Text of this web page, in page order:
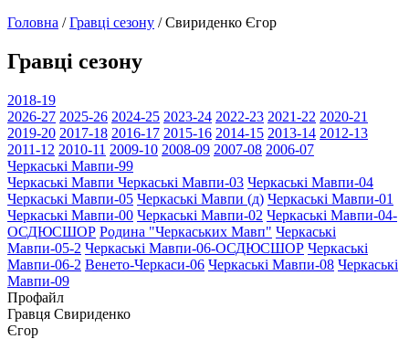
Головна /Гравці сезону /Свириденко Єгор
Гравці сезону
2018-19
2026-27 2025-26 2024-25 2023-24 2022-23 2021-22 2020-21
2019-20 2017-18 2016-17 2015-16 2014-15 2013-14 2012-13
2011-12 2010-11 2009-10 2008-09 2007-08 2006-07
Черкаські Мавпи-99
Черкаські Мавпи Черкаські Мавпи-03 Черкаські Мавпи-04
Черкаські Мавпи-05 Черкаські Мавпи (д) Черкаські Мавпи-01
Черкаські Мавпи-00 Черкаські Мавпи-02 Черкаські Мавпи-04-
ОСДЮСШОР Родина "Черкаcьких Мавп" Черкаські
Мавпи-05-2 Черкаські Мавпи-06-ОСДЮСШОР Черкаські
Мавпи-06-2 Венето-Черкаси-06 Черкаські Мавпи-08 Черкаські
Мавпи-09
Профайл
Гравця Свириденко
Єгор